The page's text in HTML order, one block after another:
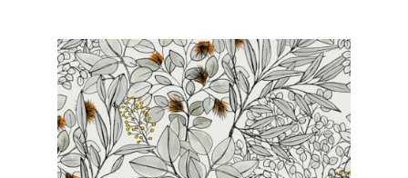
Ondas
Pop
Raya
Rombos
SALE 1 Rollo